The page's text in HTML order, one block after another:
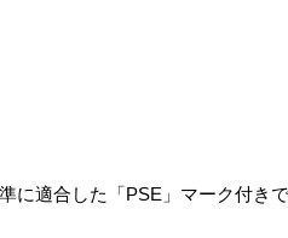
に適合した「PSE」マーク付き